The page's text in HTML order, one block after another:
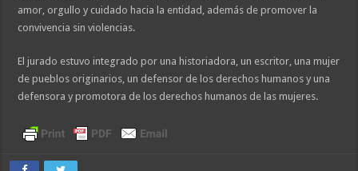
amor, orgullo y cuidado hacia la entidad, además de promover la
convivencia sin violencias.
El jurado estuvo integrado por una historiadora, un escritor, una mujer
de pueblos originarios, un defensor de los derechos humanos y una
defensora y promotora de los derechos humanos de las mujeres.